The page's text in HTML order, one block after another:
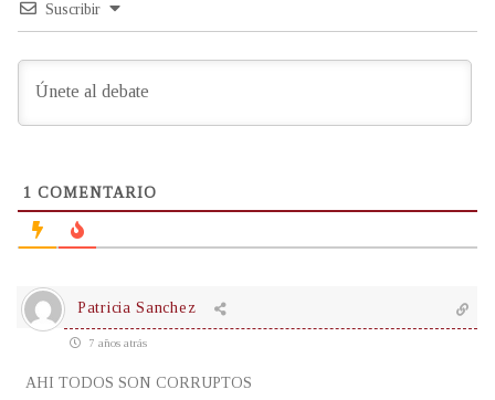
Suscribir
1 COMENTARIO
Patricia Sanchez
7 años atrás
AHI TODOS SON CORRUPTOS